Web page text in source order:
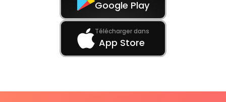
Google Play
Télécharger dans
App Store